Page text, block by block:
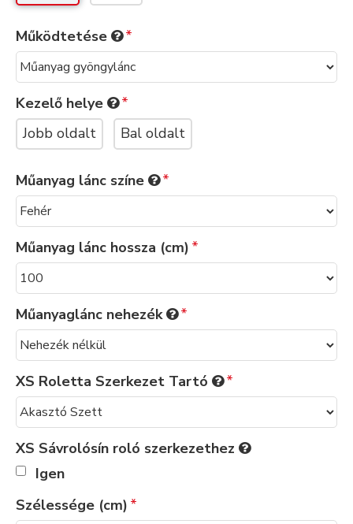
Működtetése
Kezelő helye
Jobb oldalt
Bal oldalt
Műanyag lánc színe
Műanyag lánc hossza (cm)
Műanyaglánc nehezék
XS Roletta Szerkezet Tartó
XS Sávrolósín roló szerkezethez
Igen
Szélessége (cm)